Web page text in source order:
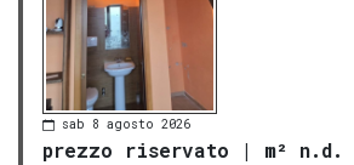
sab 8 agosto 2026
prezzo riservato | m² n.d.